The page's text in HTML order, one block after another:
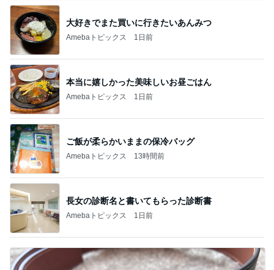
大好きでまた買いに行きたいあんみつ
Amebaトピックス 1日前
本当に嬉しかった美味しいお昼ごはん
Amebaトピックス 1日前
ご飯が柔らかいままの保冷バッグ
Amebaトピックス 13時間前
長女の診断名と書いてもらった診断書
Amebaトピックス 1日前